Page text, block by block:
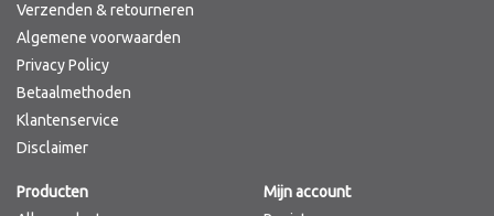
Verzenden & retourneren
Algemene voorwaarden
Privacy Policy
Betaalmethoden
Klantenservice
Disclaimer
Producten
Mijn account